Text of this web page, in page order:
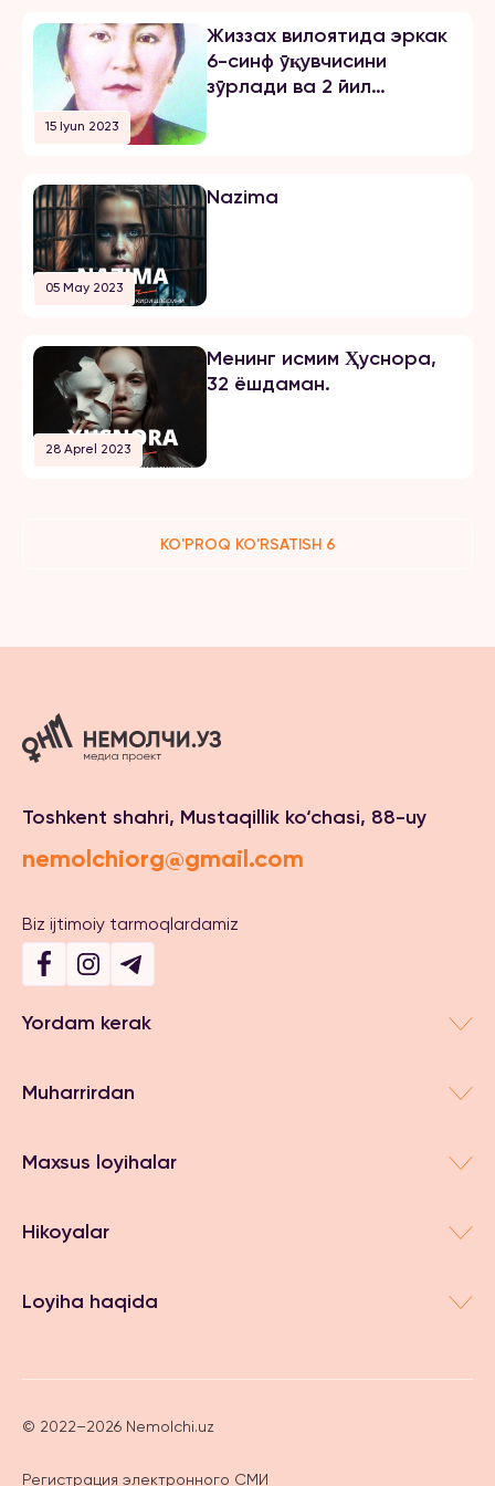
15 Iyun 2023
Жиззах вилоятида эркак
6-синф ўқувчисини
зўрлади ва 2 йил
05 May 2023
Nazima
28 Aprel 2023
Менинг исмим Ҳуснора,
32 ёшдаман.
KO'PROQ KO'RSATISH 6
Toshkent shahri, Mustaqillik ko‘chasi, 88-uy
nemolchiorg@gmail.com
Biz ijtimoiy tarmoqlardamiz
Yordam kerak
Muharrirdan
Maxsus loyihalar
Hikoyalar
Loyiha haqida
© 2022–2026 Nemolchi.uz
Регистрация электронного СМИ